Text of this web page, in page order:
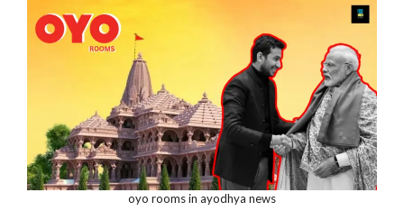
oyo rooms in ayodhya news